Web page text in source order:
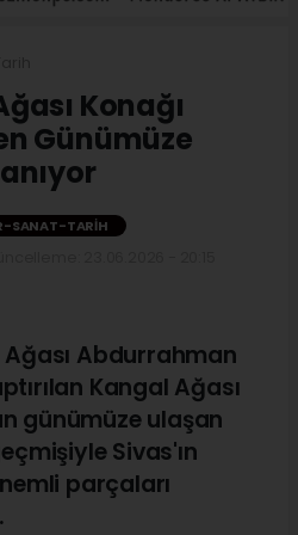
Konağı
Günümüze
SANAT-TARIH
Ağası Abdurrahman
Kangal Ağası
günümüze ulaşan
Sivas'ın
parçaları